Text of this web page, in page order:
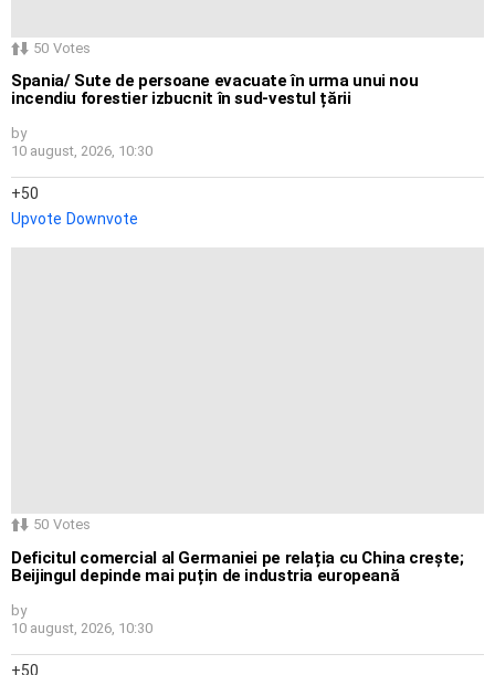
50 Votes
Spania/ Sute de persoane evacuate în urma unui nou
incendiu forestier izbucnit în sud-vestul țării
by
10 august, 2026, 10:30
50
Upvote Downvote
50 Votes
Deficitul comercial al Germaniei pe relația cu China crește;
Beijingul depinde mai puțin de industria europeană
by
10 august, 2026, 10:30
50